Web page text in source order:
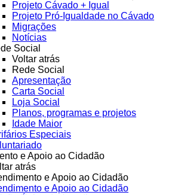
Projeto Cávado + Igual
Projeto Pró-Igualdade no Cávado
Migrações
Notícias
Social
Voltar atrás
Rede Social
Apresentação
Carta Social
Loja Social
Planos, programas e projetos
Idade Maior
Especiais
e Apoio ao Cidadão
atrás
e Apoio ao Cidadão
e Apoio ao Cidadão